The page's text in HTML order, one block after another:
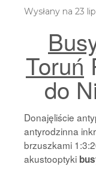
Wysłany na 23
Toruń
do
Donajęliście
antyrodzinna
brzuszkami
akustooptyki